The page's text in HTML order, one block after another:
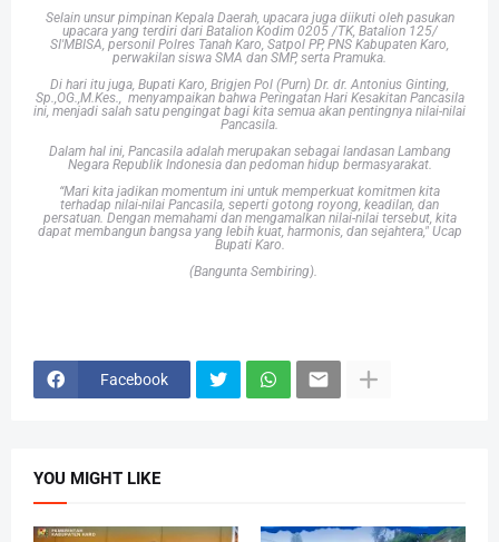
Selain unsur pimpinan Kepala Daerah, upacara juga diikuti oleh pasukan
upacara yang terdiri dari Batalion Kodim 0205 /TK, Batalion 125/
SI'MBISA, personil Polres Tanah Karo, Satpol PP, PNS Kabupaten Karo,
perwakilan siswa SMA dan SMP, serta Pramuka.
Di hari itu juga, Bupati Karo, Brigjen Pol (Purn) Dr. dr. Antonius Ginting,
Sp.,OG.,M.Kes., menyampaikan bahwa Peringatan Hari Kesakitan Pancasila
ini, menjadi salah satu pengingat bagi kita semua akan pentingnya nilai-nilai
Pancasila.
Dalam hal ini, Pancasila adalah merupakan sebagai landasan Lambang
Negara Republik Indonesia dan pedoman hidup bermasyarakat.
“Mari kita jadikan momentum ini untuk memperkuat komitmen kita
terhadap nilai-nilai Pancasila, seperti gotong royong, keadilan, dan
persatuan. Dengan memahami dan mengamalkan nilai-nilai tersebut, kita
dapat membangun bangsa yang lebih kuat, harmonis, dan sejahtera," Ucap
Bupati Karo.
(Bangunta Sembiring).
Facebook
YOU MIGHT LIKE